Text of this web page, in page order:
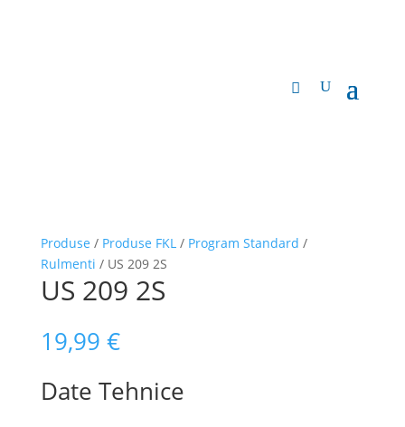
Produse / Produse FKL/ Program Standard /
Rulmenti / US 209 2S
US 209 2S
19,99 €
Date Tehnice